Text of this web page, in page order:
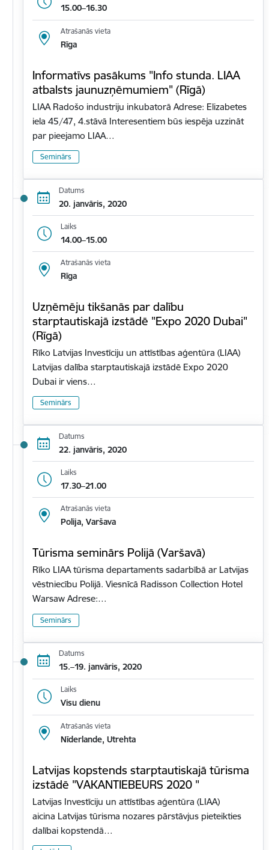
15.00–16.30
Atrašanās vieta
Rīga
Informatīvs pasākums "Info stunda. LIAA
atbalsts jaunuzņēmumiem" (Rīgā)
LIAA Radošo industriju inkubatorā Adrese: Elizabetes
iela 45/47, 4.stāvā Interesentiem būs iespēja uzzināt
par pieejamo LIAA…
Seminārs
Datums
20. janvāris, 2020
Laiks
14.00–15.00
Atrašanās vieta
Rīga
Uzņēmēju tikšanās par dalību
starptautiskajā izstādē "Expo 2020 Dubai"
(Rīgā)
Rīko Latvijas Investīciju un attīstības aģentūra (LIAA)
Latvijas dalība starptautiskajā izstādē Expo 2020
Dubai ir viens…
Seminārs
Datums
22. janvāris, 2020
Laiks
17.30–21.00
Atrašanās vieta
Polija, Varšava
Tūrisma seminārs Polijā (Varšavā)
Rīko LIAA tūrisma departaments sadarbībā ar Latvijas
vēstniecību Polijā. Viesnīcā Radisson Collection Hotel
Warsaw Adrese:…
Seminārs
Datums
15.–19. janvāris, 2020
Laiks
Visu dienu
Atrašanās vieta
Nīderlande, Utrehta
Latvijas kopstends starptautiskajā tūrisma
izstādē "VAKANTIEBEURS 2020 "
Latvijas Investīciju un attīstības aģentūra (LIAA)
aicina Latvijas tūrisma nozares pārstāvjus pieteikties
dalībai kopstendā…